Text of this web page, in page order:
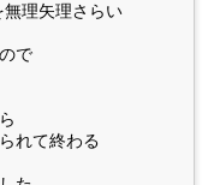
理矢理さらい
で
れて終わる